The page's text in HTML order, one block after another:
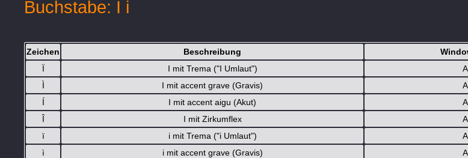
Buchstabe: I i
Zeichen Beschreibung
Ï
I mit Trema ("I Umlaut")
Ì
I mit accent grave (Gravis)
Í
I mit accent aigu (Akut)
Î
I mit Zirkumflex
ï
i mit Trema ("i Umlaut")
ì
i mit accent grave (Gravis)